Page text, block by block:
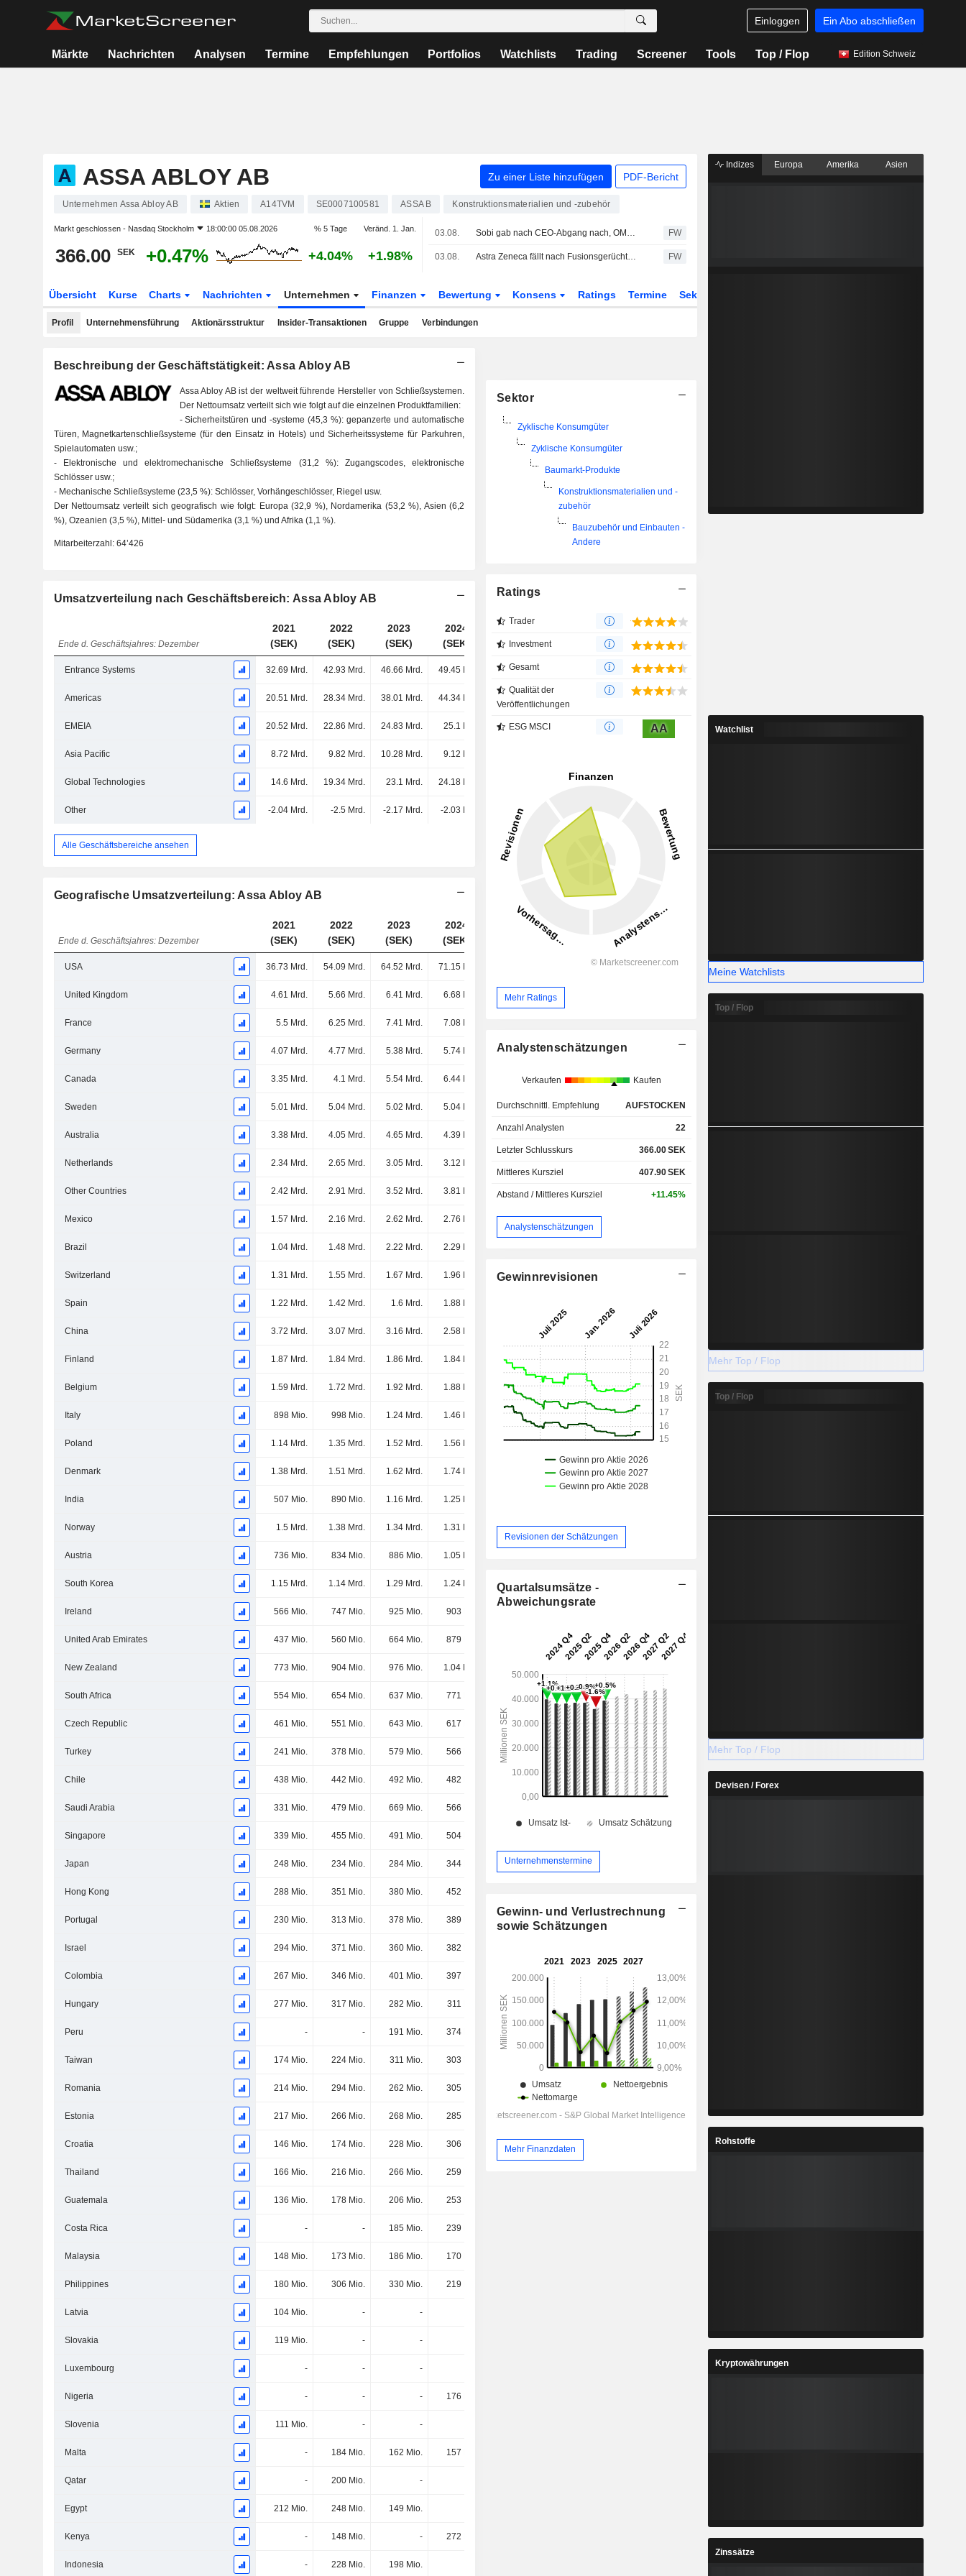
Einloggen Ein Abo abschließen
Märkte Nachrichten Analysen Termine Empfehlungen Portfolios Watchlists Trading Screener Tools Top / Flop Edition Schweiz
ASSA ABLOY AB Zu einer Liste hinzufügen PDF-Bericht
Unternehmen Assa Abloy AB Aktien A14TVM SE0007100581 ASSA B Konstruktionsmaterialien und -zubehör
Markt geschlossen - Nasdaq Stockholm 18:00:00 05.08.2026 % 5 Tage Veränd. 1. Jan.
366.00 SEK +0.47% +4.04% +1.98%
03.08. Sobi gab nach CEO-Abgang nach, OMXS30-Index 0,9% im Plus FW
03.08. Astra Zeneca fällt nach Fusionsgerüchten, OMXS30-Index 0,8 % im Plus FW
Übersicht Kurse Charts Nachrichten Unternehmen Finanzen Bewertung Konsens Ratings Termine Sektor
Profil Unternehmensführung Aktionärsstruktur Insider-Transaktionen Gruppe Verbindungen
Beschreibung der Geschäftstätigkeit: Assa Abloy AB
Assa Abloy AB ist der weltweit führende Hersteller von Schließsystemen.
Der Nettoumsatz verteilt sich wie folgt auf die einzelnen Produktfamilien:
- Sicherheitstüren und -systeme (45,3 %): gepanzerte und automatische
Türen, Magnetkartenschließsysteme (für den Einsatz in Hotels) und Sicherheitssysteme für Parkuhren,
Spielautomaten usw.;
- Elektronische und elektromechanische Schließsysteme (31,2 %): Zugangscodes, elektronische
Schlösser usw.;
- Mechanische Schließsysteme (23,5 %): Schlösser, Vorhängeschlösser, Riegel usw.
Der Nettoumsatz verteilt sich geografisch wie folgt: Europa (32,9 %), Nordamerika (53,2 %), Asien (6,2
%), Ozeanien (3,5 %), Mittel- und Südamerika (3,1 %) und Afrika (1,1 %).
Mitarbeiterzahl: 64’426
Umsatzverteilung nach Geschäftsbereich: Assa Abloy AB
Ende d. Geschäftsjahres: Dezember
2021
(SEK)
2022
(SEK)
2023
(SEK)
2024
(SEK)
2025
(SEK)
Entrance Systems 32.69 Mrd. 42.93 Mrd. 46.66 Mrd. 49.45 Mrd. 50.72 Mrd.
Americas 20.51 Mrd. 28.34 Mrd. 38.01 Mrd. 44.34 Mrd.
EMEIA 20.52 Mrd. 22.86 Mrd. 24.83 Mrd. 25.1 Mrd. 25.82 Mrd.
Asia Pacific 8.72 Mrd. 9.82 Mrd. 10.28 Mrd. 9.12 Mrd.
Global Technologies 14.6 Mrd. 19.34 Mrd. 23.1 Mrd. 24.18 Mrd.
Other -2.04 Mrd. -2.5 Mrd. -2.17 Mrd. -2.03 Mrd. -1.84 Mrd.
Alle Geschäftsbereiche ansehen
Geografische Umsatzverteilung: Assa Abloy AB
Ende d. Geschäftsjahres: Dezember
2021
(SEK)
2022
(SEK)
2023
(SEK)
2024
(SEK)
USA 36.73 Mrd. 54.09 Mrd. 64.52 Mrd. 71.15 Mrd.
United Kingdom 4.61 Mrd. 5.66 Mrd. 6.41 Mrd. 6.68 Mrd. 7.1 Mrd.
France 5.5 Mrd. 6.25 Mrd. 7.41 Mrd. 7.08 Mrd.
Germany 4.07 Mrd. 4.77 Mrd. 5.38 Mrd. 5.74 Mrd. 6.67 Mrd.
Canada 3.35 Mrd. 4.1 Mrd. 5.54 Mrd. 6.44 Mrd. 6.17 Mrd.
Sweden 5.01 Mrd. 5.04 Mrd. 5.02 Mrd. 5.04 Mrd. 5.2 Mrd.
Australia 3.38 Mrd. 4.05 Mrd. 4.65 Mrd. 4.39 Mrd.
Netherlands 2.34 Mrd. 2.65 Mrd. 3.05 Mrd. 3.12 Mrd.
Other Countries 2.42 Mrd. 2.91 Mrd. 3.52 Mrd. 3.81 Mrd. 3.26 Mrd.
Mexico 1.57 Mrd. 2.16 Mrd. 2.62 Mrd. 2.76 Mrd. 2.34 Mrd.
Brazil 1.04 Mrd. 1.48 Mrd. 2.22 Mrd. 2.29 Mrd.
Switzerland 1.31 Mrd. 1.55 Mrd. 1.67 Mrd. 1.96 Mrd. 2.12 Mrd.
Spain 1.22 Mrd. 1.42 Mrd. 1.6 Mrd. 1.88 Mrd.
China 3.72 Mrd. 3.07 Mrd. 3.16 Mrd. 2.58 Mrd.
Finland 1.87 Mrd. 1.84 Mrd. 1.86 Mrd. 1.84 Mrd. 1.93 Mrd.
Belgium 1.59 Mrd. 1.72 Mrd. 1.92 Mrd. 1.88 Mrd. 1.86 Mrd.
Italy 898 Mio. 998 Mio. 1.24 Mrd. 1.46 Mrd. 1.74 Mrd.
Poland 1.14 Mrd. 1.35 Mrd. 1.52 Mrd. 1.56 Mrd. 1.72 Mrd.
Denmark 1.38 Mrd. 1.51 Mrd. 1.62 Mrd. 1.74 Mrd.
India 507 Mio. 890 Mio. 1.16 Mrd. 1.25 Mrd.
Norway 1.5 Mrd. 1.38 Mrd. 1.34 Mrd. 1.31 Mrd. 1.29 Mrd.
Austria 736 Mio. 834 Mio. 886 Mio. 1.05 Mrd.
South Korea 1.15 Mrd. 1.14 Mrd. 1.29 Mrd. 1.24 Mrd. 1.12 Mrd.
Ireland 566 Mio. 747 Mio. 925 Mio. 903 Mio.
United Arab Emirates 437 Mio. 560 Mio. 664 Mio. 879 Mio.
New Zealand 773 Mio. 904 Mio. 976 Mio. 1.04 Mrd.
South Africa 554 Mio. 654 Mio. 637 Mio. 771 Mio. 796 Mio.
Czech Republic 461 Mio. 551 Mio. 643 Mio. 617 Mio. 697 Mio.
Turkey 241 Mio. 378 Mio. 579 Mio. 566 Mio. 556 Mio.
Chile 438 Mio. 442 Mio. 492 Mio. 482 Mio.
Saudi Arabia 331 Mio. 479 Mio. 669 Mio. 566 Mio.
Singapore 339 Mio. 455 Mio. 491 Mio. 504 Mio.
Japan 248 Mio. 234 Mio. 284 Mio. 344 Mio. 454 Mio.
Hong Kong 288 Mio. 351 Mio. 380 Mio. 452 Mio.
Portugal 230 Mio. 313 Mio. 378 Mio. 389 Mio. 448 Mio.
Israel 294 Mio. 371 Mio. 360 Mio. 382 Mio.
Colombia 267 Mio. 346 Mio. 401 Mio. 397 Mio. 334 Mio.
Hungary 277 Mio. 317 Mio. 282 Mio. 311 Mio. 325 Mio.
Peru - - 191 Mio. 374 Mio. 315 Mio.
Taiwan 174 Mio. 224 Mio. 311 Mio. 303 Mio.
Romania 214 Mio. 294 Mio. 262 Mio. 305 Mio. 296 Mio.
Estonia 217 Mio. 266 Mio. 268 Mio. 285 Mio. 289 Mio.
Croatia 146 Mio. 174 Mio. 228 Mio. 306 Mio. 276 Mio.
Thailand 166 Mio. 216 Mio. 266 Mio. 259 Mio.
Guatemala 136 Mio. 178 Mio. 206 Mio. 253 Mio.
Costa Rica - - 185 Mio. 239 Mio.
Malaysia 148 Mio. 173 Mio. 186 Mio. 170 Mio.
Philippines 180 Mio. 306 Mio. 330 Mio. 219 Mio.
Latvia 104 Mio. - -
Slovakia 119 Mio. - -
Luxembourg - - -
Nigeria - - - 176 Mio.
Slovenia 111 Mio. - -
Malta - 184 Mio. 162 Mio. 157 Mio.
Qatar - 200 Mio. -
Egypt 212 Mio. 248 Mio. 149 Mio.
Kenya - 148 Mio. - 272 Mio.
Indonesia - 228 Mio. 198 Mio.
Sektor
Zyklische Konsumgüter
Zyklische Konsumgüter
Baumarkt-Produkte
Konstruktionsmaterialien und -
zubehör
Bauzubehör und Einbauten -
Andere
Ratings
Trader
Investment
Gesamt
Qualität der
Veröffentlichungen
ESG MSCI AA
Mehr Ratings
Analystenschätzungen
Verkaufen Kaufen
Durchschnittl. Empfehlung AUFSTOCKEN
Anzahl Analysten 22
Letzter Schlusskurs 366.00SEK
Mittleres Kursziel 407.90SEK
Abstand / Mittleres Kursziel +11.45%
Analystenschätzungen
Gewinnrevisionen
Revisionen der Schätzungen
Quartalsumsätze -
Abweichungsrate
Unternehmenstermine
Gewinn- und Verlustrechnung
sowie Schätzungen
Mehr Finanzdaten
Indizes Europa Amerika Asien
Watchlist
Meine Watchlists
Top / Flop
Mehr Top / Flop
Top / Flop
Mehr Top / Flop
Devisen / Forex
Rohstoffe
Kryptowährungen
Zinssätze